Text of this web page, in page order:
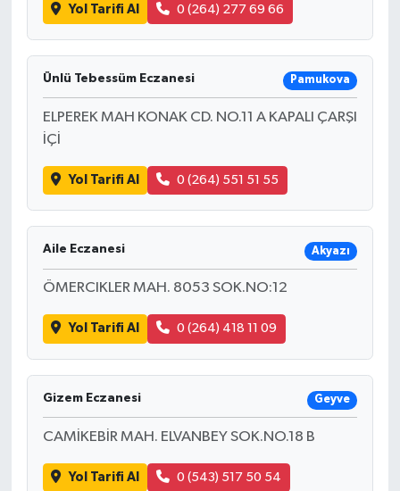
Yol Tarifi Al 0 (264) 277 69 66
Ünlü Tebessüm Eczanesi Pamukova
ELPEREK MAH KONAK CD. NO.11 A KAPALI ÇARŞI
İÇİ
Yol Tarifi Al 0 (264) 551 51 55
Aile Eczanesi Akyazı
ÖMERCIKLER MAH. 8053 SOK.NO:12
Yol Tarifi Al 0 (264) 418 11 09
Gizem Eczanesi Geyve
CAMİKEBİR MAH. ELVANBEY SOK.NO.18 B
Yol Tarifi Al 0 (543) 517 50 54